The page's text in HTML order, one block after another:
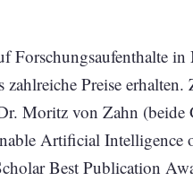
Forschungsaufenthalte
Preise
Moritz von Zahn (beide
Artificial Intelligence
Best Publication